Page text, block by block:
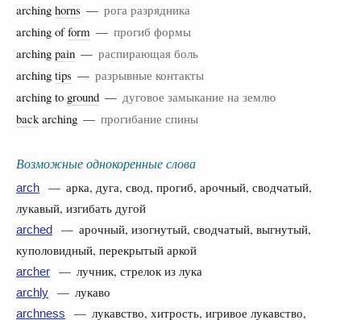
arching horns — рога разрядника
arching ofform — прогиб формы
arching pain — распирающая боль
arching tips — разрывные контакты
arching to ground — дуговое замыкание на землю
back arching — прогибание спины
Возможные однокоренные слова
arch
— арка, дуга, свод, прогиб, арочный, сводчатый,
лукавый, изгибать дугой
arched
— арочный, изогнутый, сводчатый, выгнутый,
куполовидный, перекрытый аркой
archer — лучник, стрелок из лука
archly — лукаво
archness — лукавство, хитрость, игривое лукавство,